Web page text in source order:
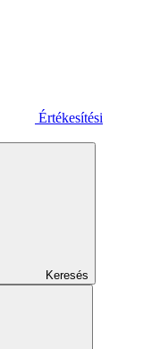
Értékesítési
Keresés